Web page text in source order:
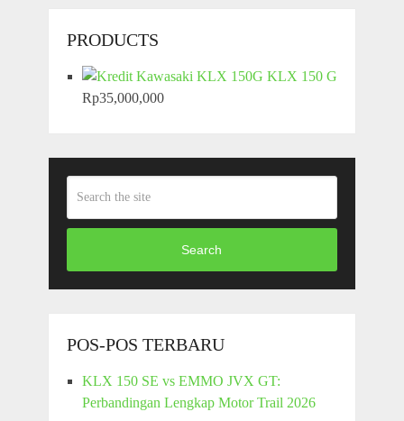
PRODUCTS
KLX 150 G
Rp35,000,000
Search
POS-POS TERBARU
KLX 150 SE vs EMMO JVX GT:
Perbandingan Lengkap Motor Trail 2026